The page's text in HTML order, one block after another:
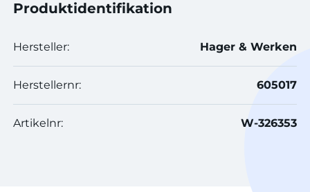
Produktidentifikation
Hersteller: Hager & Werken
Herstellernr: 605017
Artikelnr: W-326353